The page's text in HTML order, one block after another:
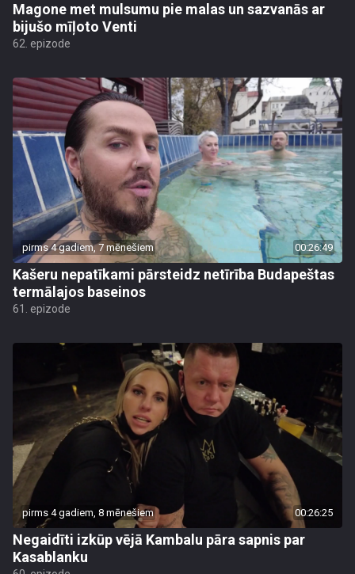
Magone met mulsumu pie malas un sazvanās ar
bijušo mīļoto Venti
62. epizode
pirms 4 gadiem, 7 mēnešiem 00:26:49
Kašeru nepatīkami pārsteidz netīrība Budapeštas
termālajos baseinos
61. epizode
pirms 4 gadiem, 8 mēnešiem 00:26:25
Negaidīti izkūp vējā Kambalu pāra sapnis par
Kasablanku